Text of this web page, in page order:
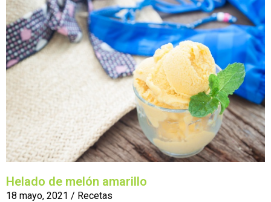
Helado de melón amarillo
18 mayo, 2021 / Recetas